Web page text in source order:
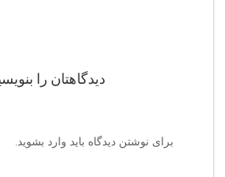
دیدگاهتان را
برای نوشتن دیدگاه باید وارد بشوید